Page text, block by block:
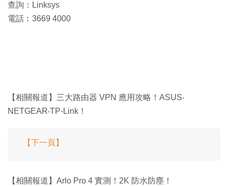
查詢：Linksys
電話︰3669 4000
【相關報道】三大路由器 VPN 應用攻略！ASUS‧
NETGEAR‧TP-Link！
【下一頁】
【相關報道】Arlo Pro 4 實測！2K 防水防塵！